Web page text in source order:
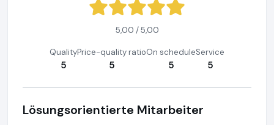
5,00 / 5,00
Quality
5
Price-quality ratio
5
On schedule
5
Service
5
Lösungsorientierte Mitarbeiter